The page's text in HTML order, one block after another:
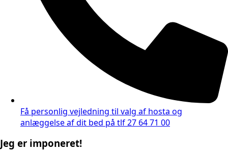
Få personlig vejledning til valg af hosta og
anlæggelse af dit bed på tlf 27 64 71 00
Jeg er imponeret!